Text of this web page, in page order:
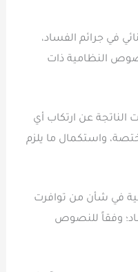
في جرائم الفساد،
النظامية ذات
الناتجة عن ارتكاب أي
واستكمال ما يلزم
في شأن من توافرت
وفقاً للنصوص